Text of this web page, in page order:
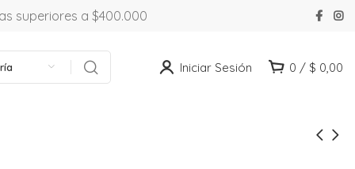
superiores a $400.000
Iniciar Sesión 0 / $ 0,00